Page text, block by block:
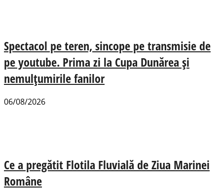
Spectacol pe teren, sincope pe transmisie de
pe youtube. Prima zi la Cupa Dunărea și
nemulțumirile fanilor
06/08/2026
Ce a pregătit Flotila Fluvială de Ziua Marinei
Române